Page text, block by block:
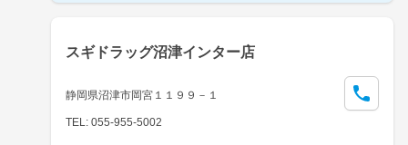
スギドラッグ沼津インター店
静岡県沼津市岡宮１１９９－１
TEL: 055-955-5002